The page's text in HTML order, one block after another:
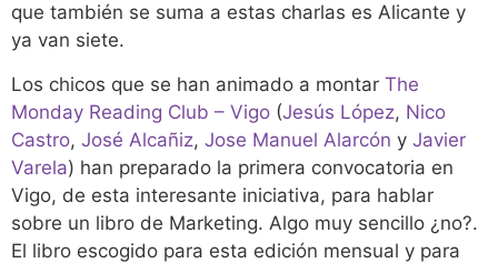
que también se suma a estas charlas es Alicante y
ya van siete.
Los chicos que se han animado a montar The
Monday Reading Club – Vigo (Jesús López, Nico
Castro, José Alcañiz, Jose Manuel Alarcón y Javier
Varela) han preparado la primera convocatoria en
Vigo, de esta interesante iniciativa, para hablar
sobre un libro de Marketing. Algo muy sencillo ¿no?.
El libro escogido para esta edición mensual y para